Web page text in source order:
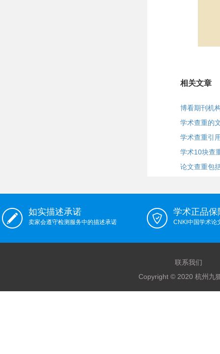
相关文章
博看期刊机
学术查重的
学术查重引
学术10块查
论文查重包
如实描述承诺
卖家会遵守检测服务中的描述承诺
学术正品保
CNKI中国学术论
联系我们
Copyright © 2020 杭州九